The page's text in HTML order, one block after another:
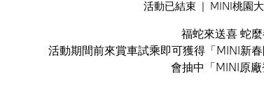
活動已結束 MINI桃園
福蛇來送喜 蛇
活動期間前來賞車試乘即可獲得「MINI新
會抽中「MINI原廠